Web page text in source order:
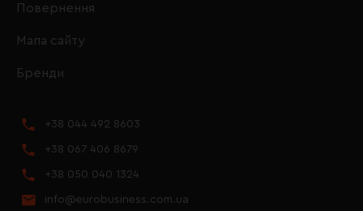
Повернення
Мапа сайту
Бренди
+38 044 492 8603
+38 067 406 8679
+38 050 040 1324
info@eurobusiness.com.ua